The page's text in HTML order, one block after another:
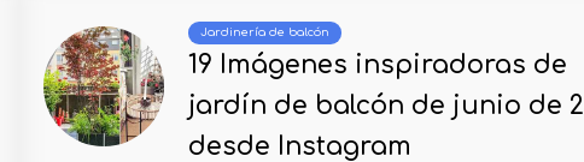
Jardinería de balcón
19 Imágenes inspiradoras de
jardín de balcón de junio de
desde Instagram